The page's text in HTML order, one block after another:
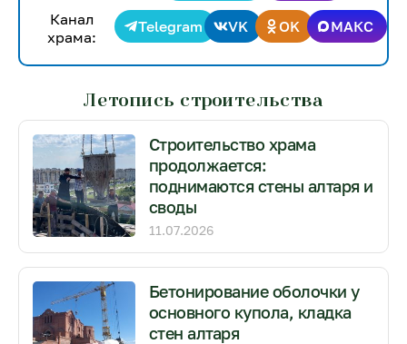
Канал
храма:
Telegram VK OK МАКС
Летопись строительства
Строительство храма
продолжается:
поднимаются стены алтаря и
своды
11.07.2026
Бетонирование оболочки у
основного купола, кладка
стен алтаря